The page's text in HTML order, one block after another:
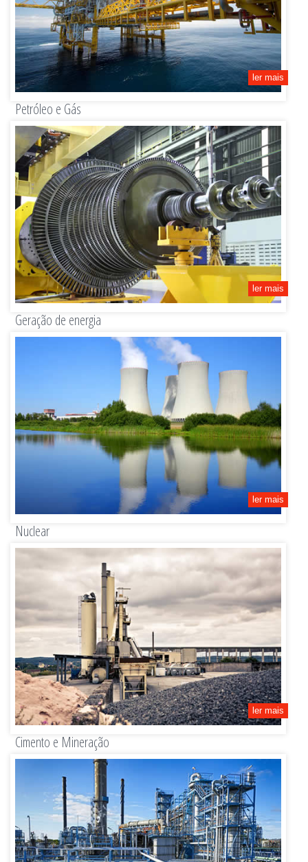
ler mais
Petróleo e Gás
BOP, corpos de válvulas, blocos em Y, blocos em T, árvores de Natal, cubos, cones metálicos,
fluid ends , risers, conectores.
ler mais
Geração de energia
Rotores para turbinas a gás/vapor, eixos de geradores, eixos eólicos, eixos para central
ler mais
Nuclear
Carcaças, buchas, tubos, flanges, vasos, tampas, eixos de motor.
ler mais
Cimento e Mineração
Eixo ATOX, eixos para britador giratório, eixos e rolos acabados e montados.